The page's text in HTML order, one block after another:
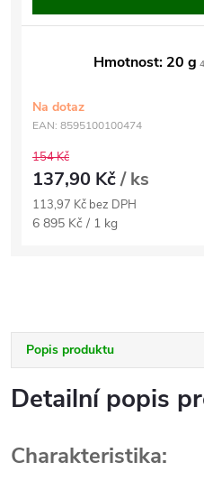
Hmotnost: 20 g
Na dotaz
EAN: 8595100100474
154 Kč
137,90 Kč/ ks
113,97 Kč bez DPH
Měrná
6 895 Kč / 1 kg
Popis produktu
Detailní popis
Charakteristika: